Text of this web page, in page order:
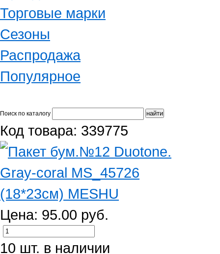
Торговые марки
Сезоны
Распродажа
Популярное
Поиск по каталогу
Код товара: 339775
Цена: 95.00 руб.
10 шт. в наличии